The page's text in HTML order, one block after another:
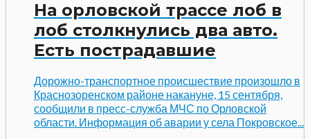
На орловской трассе лоб в
лоб столкнулись два авто.
Есть пострадавшие
Дорожно-транспортное происшествие произошло в
Краснозоренском районе накануне, 15 сентября,
сообщили в пресс-служба МЧС по Орловской
области. Информация об аварии у села Покровское...